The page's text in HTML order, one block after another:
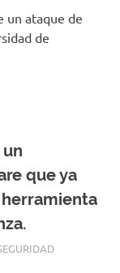
un ataque de
de
que ya